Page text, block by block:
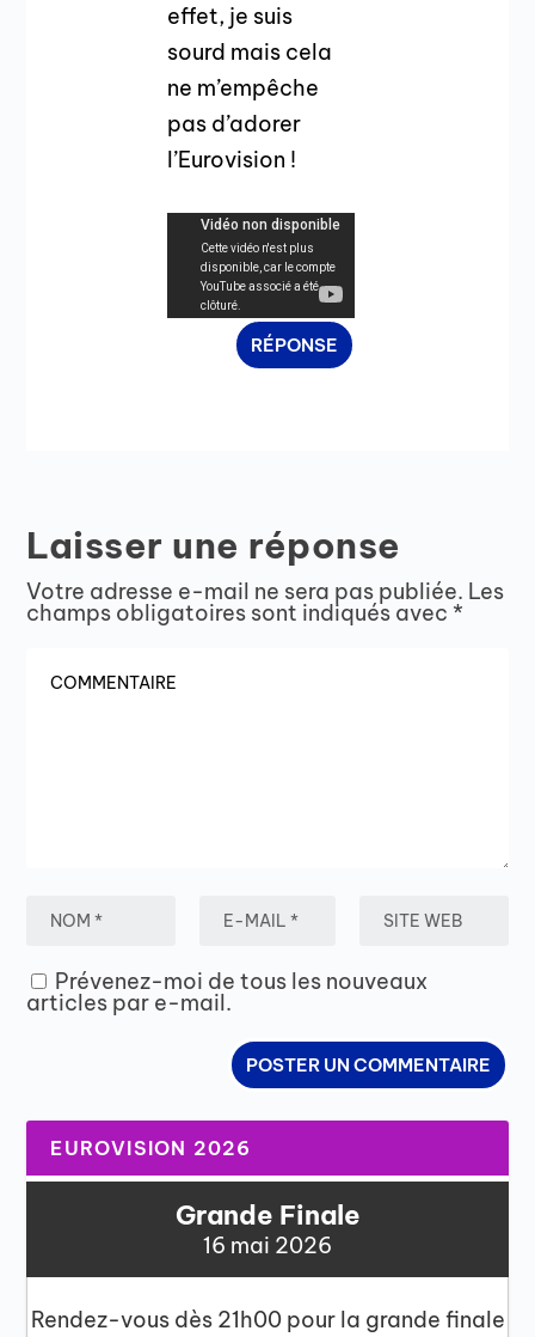
effet, je suis
sourd mais cela
ne m’empêche
pas d’adorer
l’Eurovision !
RÉPONSE
Laisser une réponse
Votre adresse e-mail ne sera pas publiée. Les
champs obligatoires sont indiqués avec *
Prévenez-moi de tous les nouveaux
articles par e-mail.
EUROVISION 2026
Grande Finale
16 mai 2026
Rendez-vous dès 21h00 pour la grande finale